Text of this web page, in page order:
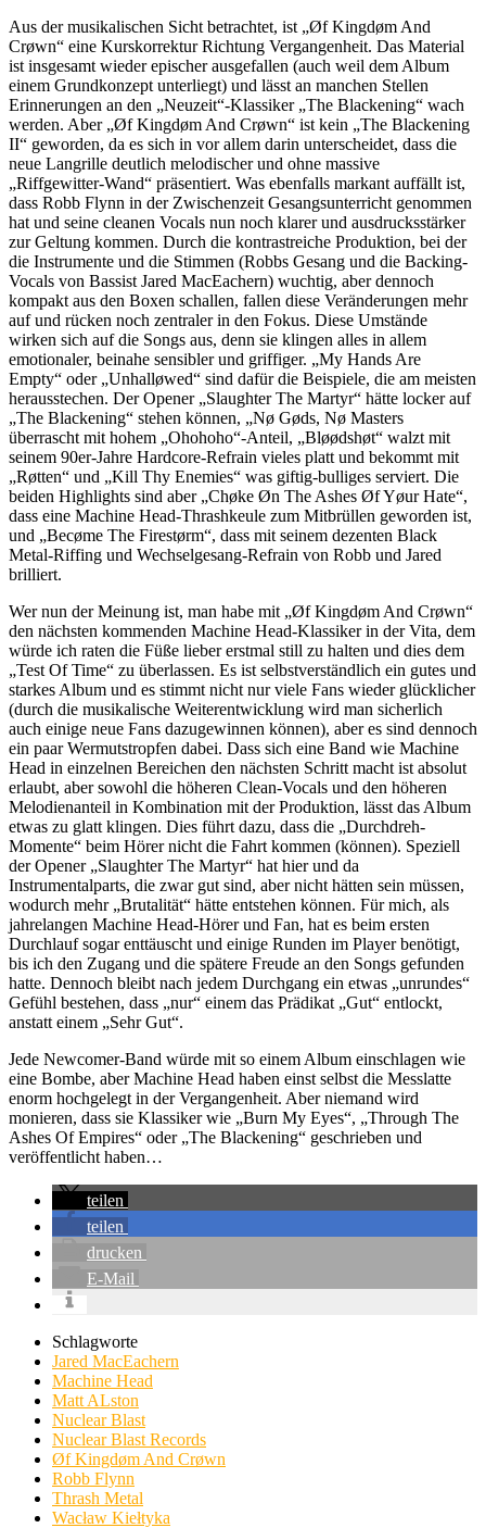
Aus der musikalischen Sicht betrachtet, ist „Øf Kingdøm And
Crøwn“ eine Kurskorrektur Richtung Vergangenheit. Das Material
ist insgesamt wieder epischer ausgefallen (auch weil dem Album
einem Grundkonzept unterliegt) und lässt an manchen Stellen
Erinnerungen an den „Neuzeit“-Klassiker „The Blackening“ wach
werden. Aber „Øf Kingdøm And Crøwn“ ist kein „The Blackening
II“ geworden, da es sich in vor allem darin unterscheidet, dass die
neue Langrille deutlich melodischer und ohne massive
„Riffgewitter-Wand“ präsentiert. Was ebenfalls markant auffällt ist,
dass Robb Flynn in der Zwischenzeit Gesangsunterricht genommen
hat und seine cleanen Vocals nun noch klarer und ausdrucksstärker
zur Geltung kommen. Durch die kontrastreiche Produktion, bei der
die Instrumente und die Stimmen (Robbs Gesang und die Backing-
Vocals von Bassist Jared MacEachern) wuchtig, aber dennoch
kompakt aus den Boxen schallen, fallen diese Veränderungen mehr
auf und rücken noch zentraler in den Fokus. Diese Umstände
wirken sich auf die Songs aus, denn sie klingen alles in allem
emotionaler, beinahe sensibler und griffiger. „My Hands Are
Empty“ oder „Unhalløwed“ sind dafür die Beispiele, die am meisten
herausstechen. Der Opener „Slaughter The Martyr“ hätte locker auf
„The Blackening“ stehen können, „Nø Gøds, Nø Masters
überrascht mit hohem „Ohohoho“-Anteil, „Bløødshøt“ walzt mit
seinem 90er-Jahre Hardcore-Refrain vieles platt und bekommt mit
„Røtten“ und „Kill Thy Enemies“ was giftig-bulliges serviert. Die
beiden Highlights sind aber „Chøke Øn The Ashes Øf Yøur Hate“,
dass eine Machine Head-Thrashkeule zum Mitbrüllen geworden ist,
und „Becøme The Firestørm“, dass mit seinem dezenten Black
Metal-Riffing und Wechselgesang-Refrain von Robb und Jared
brilliert.
Wer nun der Meinung ist, man habe mit „Øf Kingdøm And Crøwn“
den nächsten kommenden Machine Head-Klassiker in der Vita, dem
würde ich raten die Füße lieber erstmal still zu halten und dies dem
„Test Of Time“ zu überlassen. Es ist selbstverständlich ein gutes und
starkes Album und es stimmt nicht nur viele Fans wieder glücklicher
(durch die musikalische Weiterentwicklung wird man sicherlich
auch einige neue Fans dazugewinnen können), aber es sind dennoch
ein paar Wermutstropfen dabei. Dass sich eine Band wie Machine
Head in einzelnen Bereichen den nächsten Schritt macht ist absolut
erlaubt, aber sowohl die höheren Clean-Vocals und den höheren
Melodienanteil in Kombination mit der Produktion, lässt das Album
etwas zu glatt klingen. Dies führt dazu, dass die „Durchdreh-
Momente“ beim Hörer nicht die Fahrt kommen (können). Speziell
der Opener „Slaughter The Martyr“ hat hier und da
Instrumentalparts, die zwar gut sind, aber nicht hätten sein müssen,
wodurch mehr „Brutalität“ hätte entstehen können. Für mich, als
jahrelangen Machine Head-Hörer und Fan, hat es beim ersten
Durchlauf sogar enttäuscht und einige Runden im Player benötigt,
bis ich den Zugang und die spätere Freude an den Songs gefunden
hatte. Dennoch bleibt nach jedem Durchgang ein etwas „unrundes“
Gefühl bestehen, dass „nur“ einem das Prädikat „Gut“ entlockt,
anstatt einem „Sehr Gut“.
Jede Newcomer-Band würde mit so einem Album einschlagen wie
eine Bombe, aber Machine Head haben einst selbst die Messlatte
enorm hochgelegt in der Vergangenheit. Aber niemand wird
monieren, dass sie Klassiker wie „Burn My Eyes“, „Through The
Ashes Of Empires“ oder „The Blackening“ geschrieben und
veröffentlicht haben…
teilen
teilen
drucken
E-Mail
Schlagworte
Jared MacEachern
Machine Head
Matt ALston
Nuclear Blast
Nuclear Blast Records
Øf Kingdøm And Crøwn
Robb Flynn
Thrash Metal
Wacław Kiełtyka